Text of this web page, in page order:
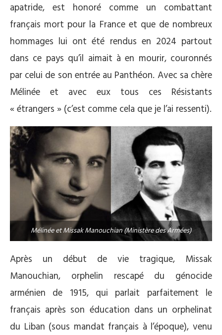
apatride, est honoré comme un combattant
français mort pour la France et que de nombreux
hommages lui ont été rendus en 2024 partout
dans ce pays qu’il aimait à en mourir, couronnés
par celui de son entrée au Panthéon. Avec sa chère
Mélinée et avec eux tous ces Résistants
« étrangers » (c’est comme cela que je l’ai ressenti).
Mélinée et Missak Manouchian (Ministère des Armées)
Après un début de vie tragique, Missak
Manouchian, orphelin rescapé du génocide
arménien de 1915, qui parlait parfaitement le
français après son éducation dans un orphelinat
du Liban (sous mandat français à l’époque), venu